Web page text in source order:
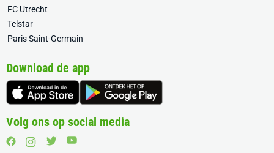
FC Utrecht
Telstar
Paris Saint-Germain
Download de app
Volg ons op social media